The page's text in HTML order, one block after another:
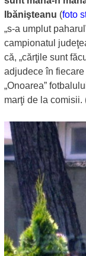
Ibănişteanu (foto
„s-a umplut
campionatul
că, „cărţile sunt
adjudece în
„Onoarea”
marţi de la comisii.